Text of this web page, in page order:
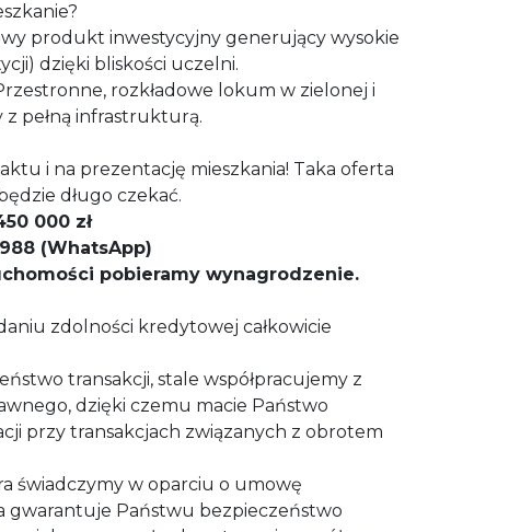
produkt inwestycyjny generujący wysokie
dzięki bliskości uczelni.
rozkładowe lokum w zielonej i
pełną infrastrukturą.
i na prezentację mieszkania! Taka oferta
długo czekać.
000 zł
(WhatsApp)
pobieramy wynagrodzenie.
zdolności kredytowej całkowicie
transakcji, stale współpracujemy z
dzięki czemu macie Państwo
przy transakcjach związanych z obrotem
świadczymy w oparciu o umowę
gwarantuje Państwu bezpieczeństwo